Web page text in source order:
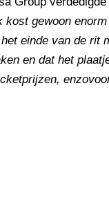
kost gewoon
einde van de rit
en dat het